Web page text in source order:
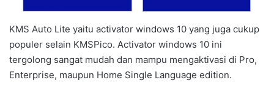
KMS Auto Lite yaitu activator windows 10 yang juga cukup
populer selain KMSPico. Activator windows 10 ini
tergolong sangat mudah dan mampu mengaktivasi di Pro,
Enterprise, maupun Home Single Language edition.